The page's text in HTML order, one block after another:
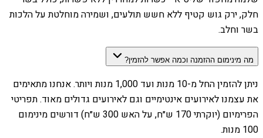
חלק, ירק גוש קטיף ללא חשש תולעים, ושמירה מוחלטת על הלכות
בשר וחלב.
מה מינימום ההזמנה וכמה אפשר להזמין?
ניתן להזמין החל מ-10 מנות ועד 1,000 מנות ויותר. אנחנו מתאימים
את עצמנו לאירועים אינטימיים וגם לאירועים גדולים מאוד. תפריטי
הפרימיום (יוקרתי 170 ש״ח, על האש 300 ש״ח) דורשים מינימום
100 מנות.